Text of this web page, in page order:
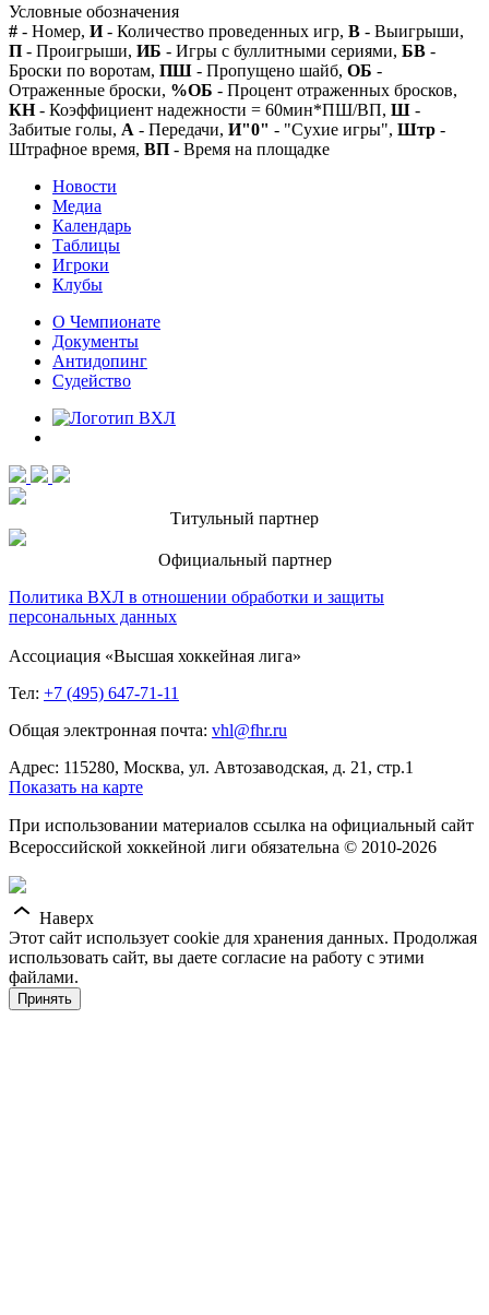
Условные обозначения
# - Номер, И- Количество проведенных игр, В - Выигрыши,
П - Проигрыши, ИБ - Игры с буллитными сериями, БВ -
Броски по воротам, ПШ - Пропущено шайб, ОБ -
Отраженные броски, %ОБ - Процент отраженных бросков,
КН- Коэффициент надежности = 60мин*ПШ/ВП, Ш -
Забитые голы, А - Передачи, И"0" - "Сухие игры", Штр -
Штрафное время, ВП - Время на площадке
Новости
Медиа
Календарь
Таблицы
Игроки
Клубы
О Чемпионате
Документы
Антидопинг
Судейство
Титульный партнер
Официальный партнер
Политика ВХЛ в отношении обработки и защиты
персональных данных
Ассоциация «Высшая хоккейная лига»
Тел: +7 (495) 647-71-11
Общая электронная почта: vhl@fhr.ru
Адрес: 115280, Москва, ул. Автозаводская, д. 21, стр.1
Показать на карте
При использовании материалов ссылка на официальный сайт
Всероссийской хоккейной лиги обязательна © 2010-2026
Наверх
Этот сайт использует cookie для хранения данных. Продолжая
использовать сайт, вы даете согласие на работу с этими
файлами.
Принять